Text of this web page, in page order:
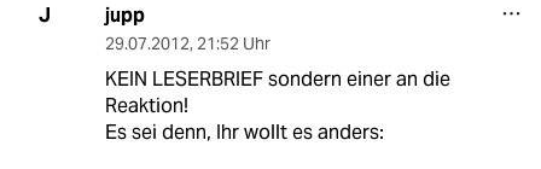
J jupp
29.07.2012, 21:52 Uhr
KEIN LESERBRIEF sondern einer an die
Reaktion!
Es sei denn, Ihr wollt es anders: